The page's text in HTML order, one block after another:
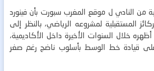
من النادي ل موقع المغرب سبورت بأن فينورد
المستقبلية لمشروعه الرياضي، بالنظر إلى
أظهره خلال السنوات الأخيرة داخل الأكاديمية،
قيادة خط الوسط بأسلوب ناضج رغم صغر